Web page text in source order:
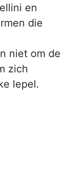
en
die
niet om de
zich
lepel.